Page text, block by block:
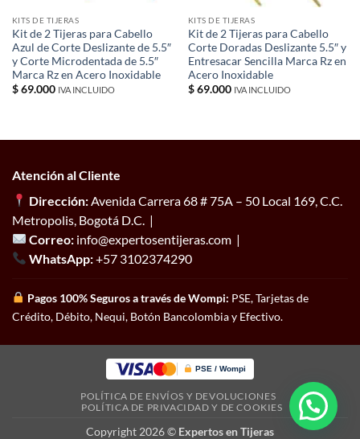
KITS DE TIJERAS
Kit de 2 Tijeras para Cabello
Azul de Corte Deslizante de 5.5″
y Corte Microdentada de 5.5″
Marca Rz en Acero Inoxidable
$69.000 IVA INCLUIDO
KITS DE TIJERAS
Kit de 2 Tijeras para Cabello
Corte Doradas Deslizante 5.5″ y
Entresacar Sencilla Marca Rz en
Acero Inoxidable
$69.000 IVA INCLUIDO
Atención al Cliente
Dirección:Avenida Carrera 68 # 75A – 50 Local 169, C.C.
Metropolis, Bogotá D.C. |
Correo: info@expertosentijeras.com |
WhatsApp:+57 3102374290
Pagos 100% Seguros a través de Wompi: PSE, Tarjetas de
Crédito, Débito, Nequi, Botón Bancolombia y Efectivo.
PSE / Wompi
POLÍTICA DE ENVÍOS Y DEVOLUCIONES
POLÍTICA DE PRIVACIDAD Y DE COOKIES
Copyright 2026 © Expertos en Tijeras